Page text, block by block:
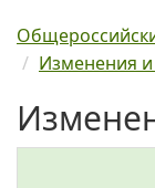
Изменения